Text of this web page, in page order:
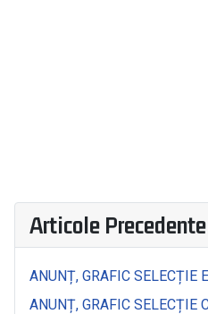
Articole Precedente
ANUNȚ, GRAFIC SELECȚIE
ANUNȚ, GRAFIC SELECȚIE